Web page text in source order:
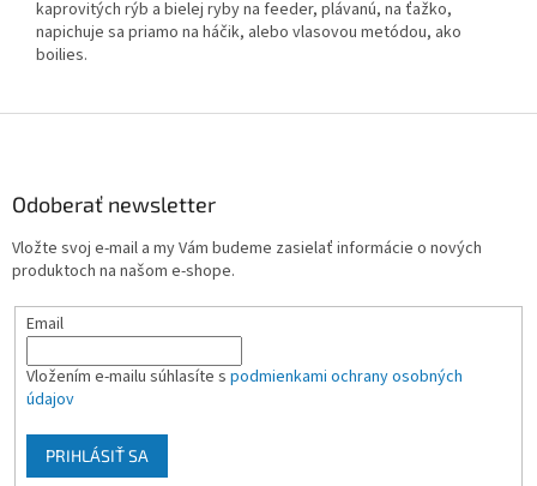
kaprovitých rýb a bielej ryby na feeder, plávanú, na ťažko,
napichuje sa priamo na háčik, alebo vlasovou metódou, ako
boilies.
Odoberať newsletter
Vložte svoj e-mail a my Vám budeme zasielať informácie o nových
produktoch na našom e-shope.
Email
Vložením e-mailu súhlasíte s podmienkami ochrany osobných
údajov
PRIHLÁSIŤ SA